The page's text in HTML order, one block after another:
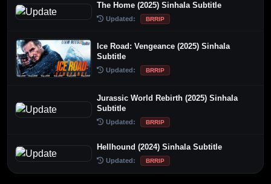
The Home (2025) Sinhala Subtitle
Updated: BRRIP
Ice Road: Vengeance (2025) Sinhala
Subtitle
Updated: BRRIP
Jurassic World Rebirth (2025) Sinhala
Subtitle
Updated: BRRIP
Hellhound (2024) Sinhala Subtitle
Updated: BRRIP